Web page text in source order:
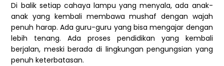
Di balik setiap cahaya lampu yang menyala, ada anak-
anak yang kembali membawa mushaf dengan wajah
penuh harap. Ada guru-guru yang bisa mengajar dengan
lebih tenang. Ada proses pendidikan yang kembali
berjalan, meski berada di lingkungan pengungsian yang
penuh keterbatasan.